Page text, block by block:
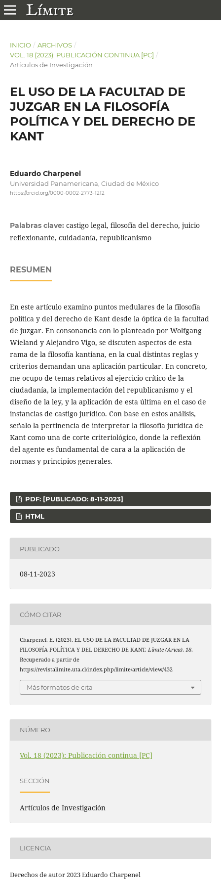
INICIO / ARCHIVOS /
VOL. 18 (2023): PUBLICACIÓN CONTINUA [PC] /
Artículos de Investigación
EL USO DE LA FACULTAD DE
JUZGAR EN LA FILOSOFÍA
POLÍTICA Y DEL DERECHO DE
KANT
Eduardo Charpenel
Universidad Panamericana, Ciudad de México
https://orcid.org/0000-0002-2773-1212
Palabras clave: castigo legal, filosofía del derecho, juicio
reflexionante, cuidadanía, republicanismo
RESUMEN
En este artículo examino puntos medulares de la filosofía
política y del derecho de Kant desde la óptica de la facultad
de juzgar. En consonancia con lo planteado por Wolfgang
Wieland y Alejandro Vigo, se discuten aspectos de esta
rama de la filosofía kantiana, en la cual distintas reglas y
criterios demandan una aplicación particular. En concreto,
me ocupo de temas relativos al ejercicio crítico de la
ciudadanía, la implementación del republicanismo y el
diseño de la ley, y la aplicación de esta última en el caso de
instancias de castigo jurídico. Con base en estos análisis,
señalo la pertinencia de interpretar la filosofía jurídica de
Kant como una de corte criteriológico, donde la reflexión
del agente es fundamental de cara a la aplicación de
normas y principios generales.
PDF: [PUBLICADO: 8-11-2023]
HTML
PUBLICADO
08-11-2023
CÓMO CITAR
Charpenel, E. (2023). EL USO DE LA FACULTAD DE JUZGAR EN LA
FILOSOFÍA POLÍTICA Y DEL DERECHO DE KANT. Límite (Arica), 18.
Recuperado a partir de
https://revistalimite.uta.cl/index.php/limite/article/view/432
Más formatos de cita
NÚMERO
Vol. 18 (2023): Publicación continua [PC]
SECCIÓN
Artículos de Investigación
LICENCIA
Derechos de autor 2023 Eduardo Charpenel